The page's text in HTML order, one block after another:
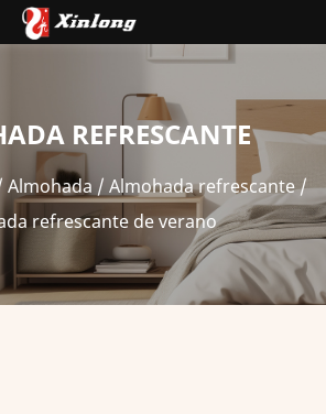
REFRESCANTE
Almohada / Almohada refrescante/
refrescante de verano